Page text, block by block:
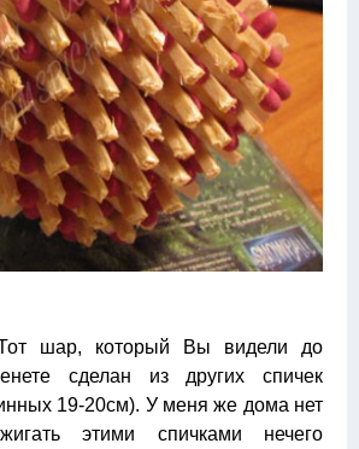
шар, который Вы видели до
сделан из других спичек
19-20см). У меня же дома нет
этими спичками нечего